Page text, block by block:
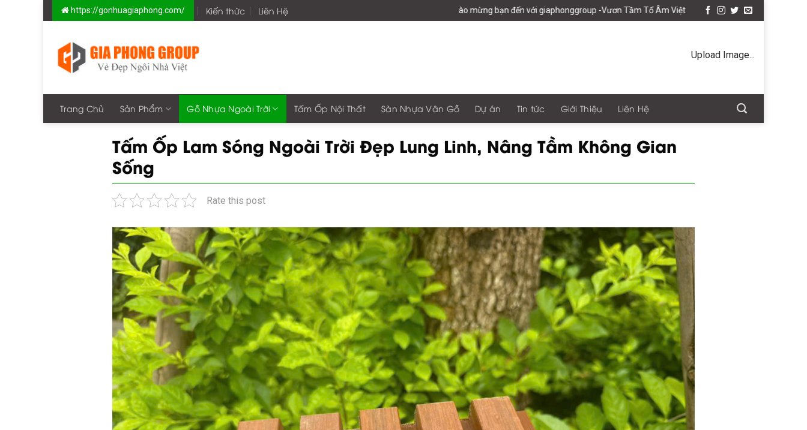
to
https://gonhuagiaphong.com/ Kiến thức Liên Hệ Chào mừng bạn đến với giaphonggroup -Vươn Tầm Tổ Âm Việt
Upload Image...
Trang Chủ Sản Phẩm Gỗ Nhựa Ngoài Trời Tấm Ốp Nội Thất Sàn Nhựa Vân Gỗ Dự án Tin tức Giới Thiệu Liên Hệ
Tấm Ốp Lam Sóng Ngoài Trời Đẹp Lung Linh, Nâng Tầm Không Gian
Sống
Rate this post